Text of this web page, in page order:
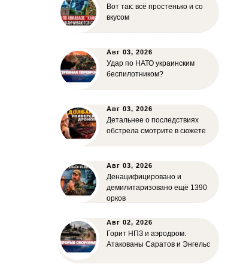
Вот так: всё простенько и со
вкусом
Авг 03, 2026
Удар по НАТО украинским
беспилотником?
Авг 03, 2026
Детальнее о последствиях
обстрела смотрите в сюжете
Авг 03, 2026
Денацифицировано и
демилитаризовано ещё 1390
орков
Авг 02, 2026
Горит НПЗ и аэродром.
Атакованы Саратов и Энгельс